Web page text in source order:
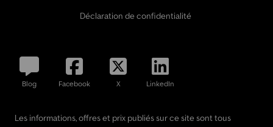
Déclaration de confidentialité
Blog Facebook X LinkedIn
Les informations, offres et prix publiés sur ce site sont tous